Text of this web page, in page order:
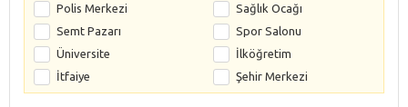
Polis Merkezi
Sağlık Ocağı
Semt Pazarı
Spor Salonu
Üniversite
İlköğretim
İtfaiye
Şehir Merkezi